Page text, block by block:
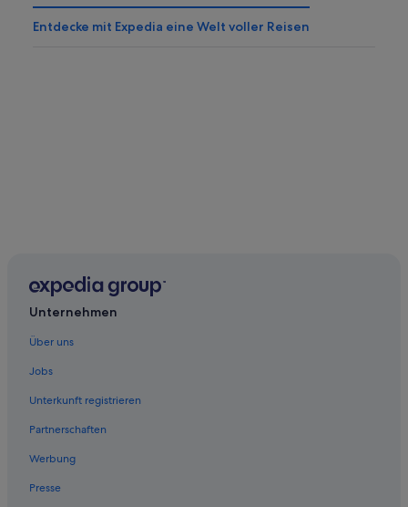
Entdecke mit Expedia eine Welt voller Reisen
Unternehmen
Über uns
Jobs
Unterkunft registrieren
Partnerschaften
Werbung
Presse